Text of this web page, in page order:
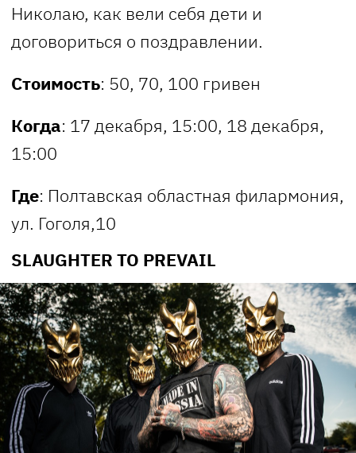
Николаю, как вели себя дети и
договориться о поздравлении.
Стоимость: 50, 70, 100 гривен
Когда: 17 декабря, 15:00, 18 декабря,
15:00
Где: Полтавская областная филармония,
ул. Гоголя,10
SLAUGHTER TO PREVAIL